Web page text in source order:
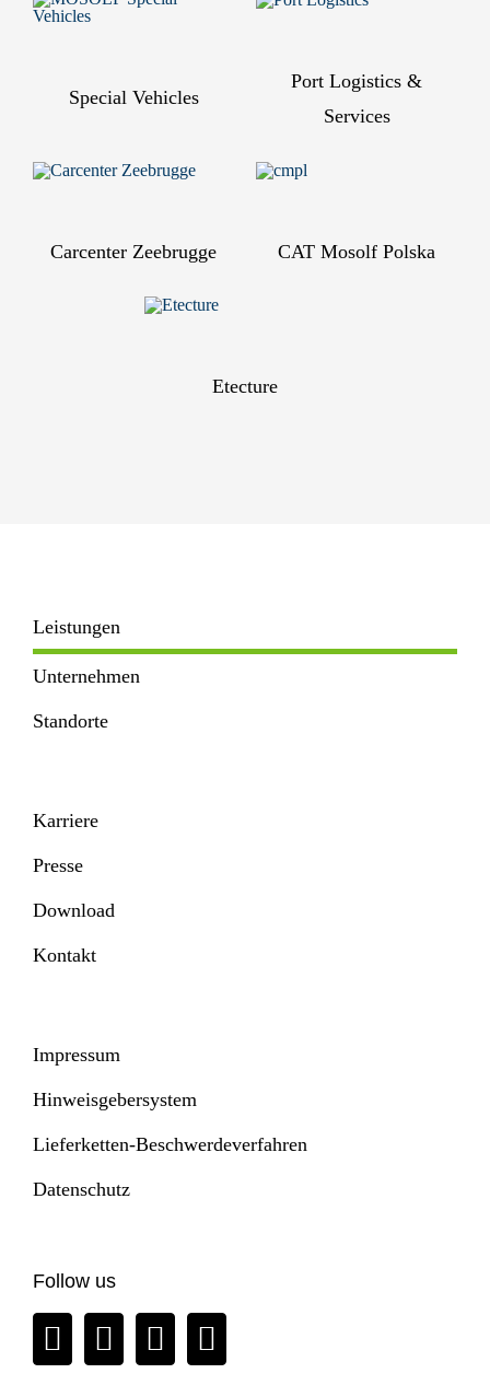
Special Vehicles
Port Logistics &
Services
Carcenter Zeebrugge CAT Mosolf Polska
Etecture
Leistungen
Unternehmen
Standorte
Karriere
Presse
Download
Kontakt
Impressum
Hinweisgebersystem
Lieferketten-Beschwerdeverfahren
Datenschutz
Follow us